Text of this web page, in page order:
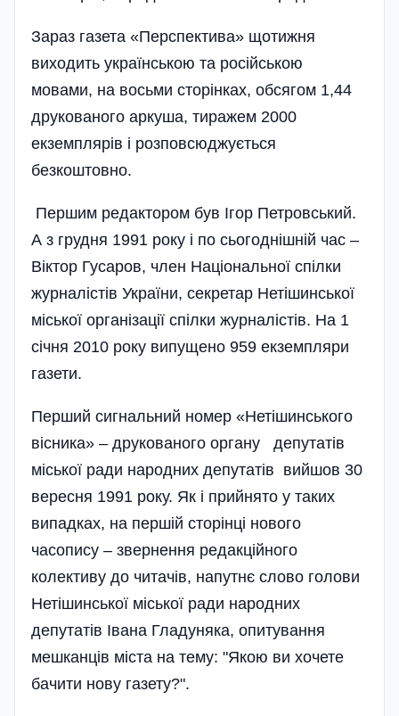
Зараз газета «Перспектива» щотижня
виходить українською та російською
мовами, на восьми сторінках, обсягом 1,44
друкованого аркуша, тиражем 2000
екземплярів і розповсюджується
безкоштовно.
Першим редактором був Ігор Петровський.
А з грудня 1991 року і по сьогоднішній час –
Віктор Гусаров, член Національної спілки
журналістів України, секретар Нетішинської
міської організації спілки журналістів. На 1
січня 2010 року випущено 959 екземпляри
газети.
Перший сигнальний номер «Нетішинського
вісника» – друкованого органу депутатів
міської ради народних депутатів вийшов 30
вересня 1991 року. Як і прийнято у таких
випадках, на першій сторінці нового
часопису – звернення редакційного
колективу до читачів, напутнє слово голови
Нетішинської міської ради народних
депутатів Івана Гладуняка, опитування
мешканців міста на тему: "Якою ви хочете
бачити нову газету?".